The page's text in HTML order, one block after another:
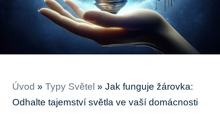
Úvod » Typy Světel » Jak funguje žárovka:
Odhalte tajemství světla ve vaší domácnosti